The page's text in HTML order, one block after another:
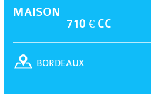
MAISON
710 € CC
BORDEAUX